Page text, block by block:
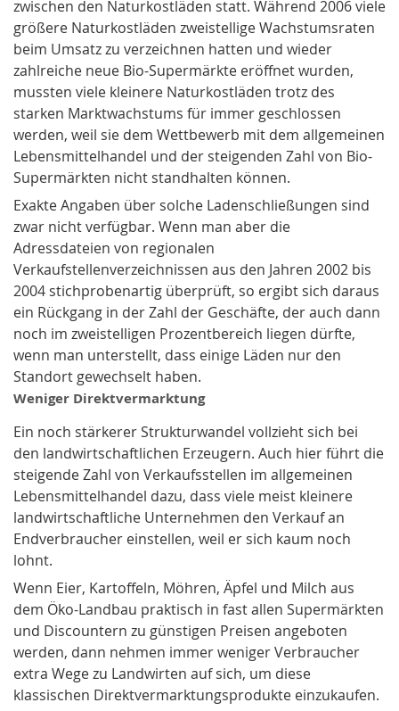
zwischen den Naturkostläden statt. Während 2006 viele
größere Naturkostläden zweistellige Wachstumsraten
beim Umsatz zu verzeichnen hatten und wieder
zahlreiche neue Bio-Supermärkte eröffnet wurden,
mussten viele kleinere Naturkostläden trotz des
starken Marktwachstums für immer geschlossen
werden, weil sie dem Wettbewerb mit dem allgemeinen
Lebensmittelhandel und der steigenden Zahl von Bio-
Supermärkten nicht standhalten können.
Exakte Angaben über solche Ladenschließungen sind
zwar nicht verfügbar. Wenn man aber die
Adressdateien von regionalen
Verkaufstellenverzeichnissen aus den Jahren 2002 bis
2004 stichprobenartig überprüft, so ergibt sich daraus
ein Rückgang in der Zahl der Geschäfte, der auch dann
noch im zweistelligen Prozentbereich liegen dürfte,
wenn man unterstellt, dass einige Läden nur den
Standort gewechselt haben.
Weniger Direktvermarktung
Ein noch stärkerer Strukturwandel vollzieht sich bei
den landwirtschaftlichen Erzeugern. Auch hier führt die
steigende Zahl von Verkaufsstellen im allgemeinen
Lebensmittelhandel dazu, dass viele meist kleinere
landwirtschaftliche Unternehmen den Verkauf an
Endverbraucher einstellen, weil er sich kaum noch
lohnt.
Wenn Eier, Kartoffeln, Möhren, Äpfel und Milch aus
dem Öko-Landbau praktisch in fast allen Supermärkten
und Discountern zu günstigen Preisen angeboten
werden, dann nehmen immer weniger Verbraucher
extra Wege zu Landwirten auf sich, um diese
klassischen Direktvermarktungsprodukte einzukaufen.